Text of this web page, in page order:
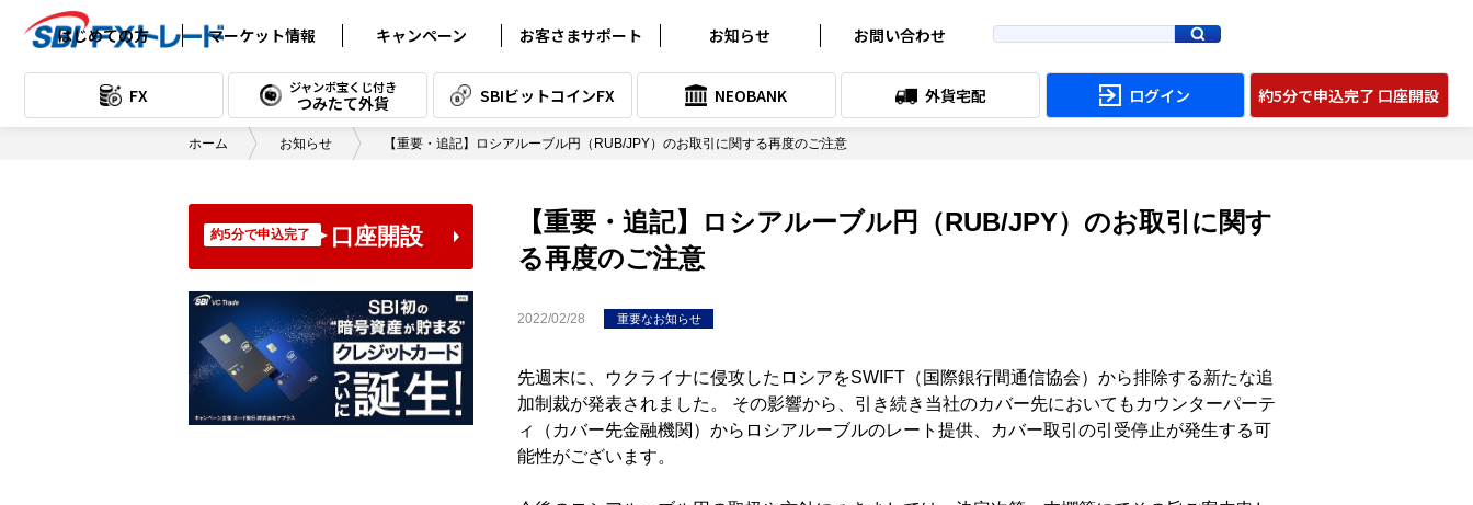
はじめての方
FXの基礎知識
取引の始め方
口座開設書類到着後の流れ
「口座開設手続き完了のご案内」
マーケット情報
為替レート (FX)
為替チャート (FX)
本日のスワップポイント (FX)
スワップポイント
カレンダー (つみたて)
経済指標カレンダー
デイリーレポート
キャンペーン お客さまサポート
よくある質問
クイック入金サービス
各種シミュレーション
各種マニュアル
システム稼働状況
スリッページ実績
お問い合わせ
お知らせ
お知らせ
プレスリリース
メンテナンス情報
お問い合わせ
FX ジャンボ宝くじ付き
つみたて外貨 SBIビットコインFX NEOBANK 外貨宅配 ログイン 約5分で申込完了 口座開設
ホーム お知らせ 【重要・追記】ロシアルーブル円（RUB/JPY）のお取引に関する再度のご注意
【重要・追記】ロシアルーブル円（RUB/JPY）のお取引に関す
る再度のご注意
2022/02/28 重要なお知らせ
先週末に、ウクライナに侵攻したロシアをSWIFT（国際銀行間通信協会）から排除する新たな追
加制裁が発表されました。 その影響から、引き続き当社のカバー先においてもカウンターパーテ
ィ（カバー先金融機関）からロシアルーブルのレート提供、カバー取引の引受停止が発生する可
能性がございます。
約5分で申込完了 口座開設